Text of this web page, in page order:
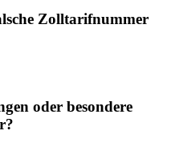
Zolltarifnummer
oder besondere